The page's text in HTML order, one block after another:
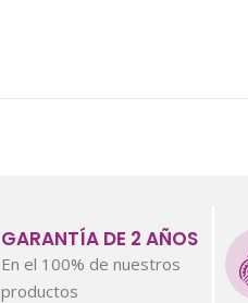
GARANTÍA DE 2 AÑOS
En el 100% de nuestros
productos